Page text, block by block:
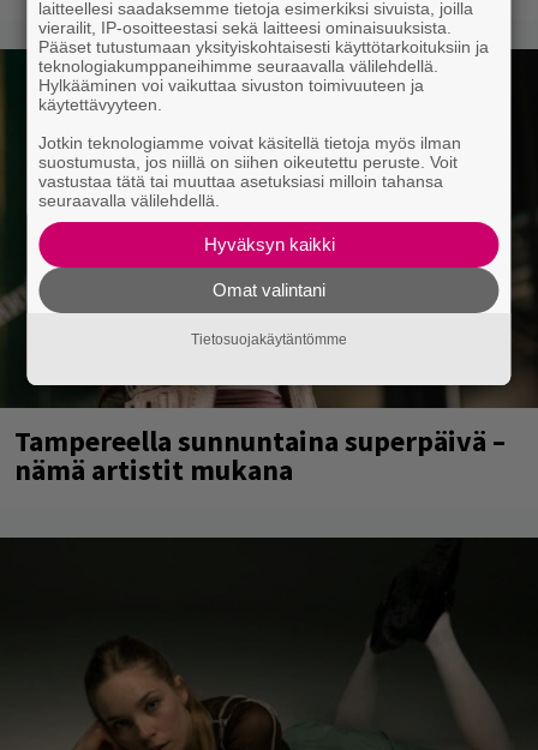
Tampereella sunnuntaina superpäivä –
nämä artistit mukana
laitteellesi saadaksemme tietoja esimerkiksi sivuista, joilla
vierailit, IP-osoitteestasi sekä laitteesi ominaisuuksista.
Pääset tutustumaan yksityiskohtaisesti käyttötarkoituksiin ja
teknologiakumppaneihimme seuraavalla välilehdellä.
Hylkääminen voi vaikuttaa sivuston toimivuuteen ja
käytettävyyteen.
Jotkin teknologiamme voivat käsitellä tietoja myös ilman
suostumusta, jos niillä on siihen oikeutettu peruste. Voit
vastustaa tätä tai muuttaa asetuksiasi milloin tahansa
seuraavalla välilehdellä.
Hyväksyn kaikki
Omat valintani
Tietosuojakäytäntömme